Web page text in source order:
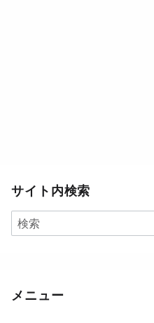
サイト内検索
メニュー